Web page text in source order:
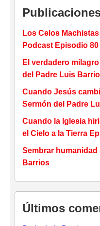
Los Celos Machistas
Podcast Episodio 80
El verdadero
del Padre Luis
Cuando Jesús
Sermón del Padre
Cuando la Iglesia
el Cielo a la Tierra
Sembrar humanidad
Barrios
Últimos